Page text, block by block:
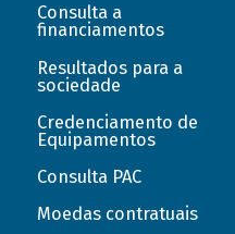
Consulta a
financiamentos
Resultados para a
sociedade
Credenciamento de
Equipamentos
Consulta PAC
Moedas contratuais